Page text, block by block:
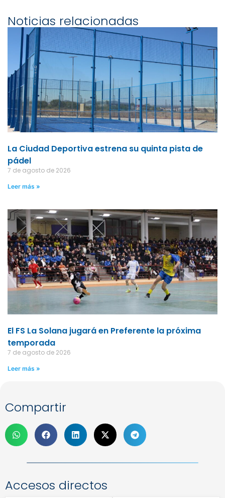
Noticias relacionadas
La Ciudad Deportiva estrena su quinta pista de
pádel
7 de agosto de 2026
Leer más »
El FS La Solana jugará en Preferente la próxima
temporada
7 de agosto de 2026
Leer más »
Compartir
Accesos directos